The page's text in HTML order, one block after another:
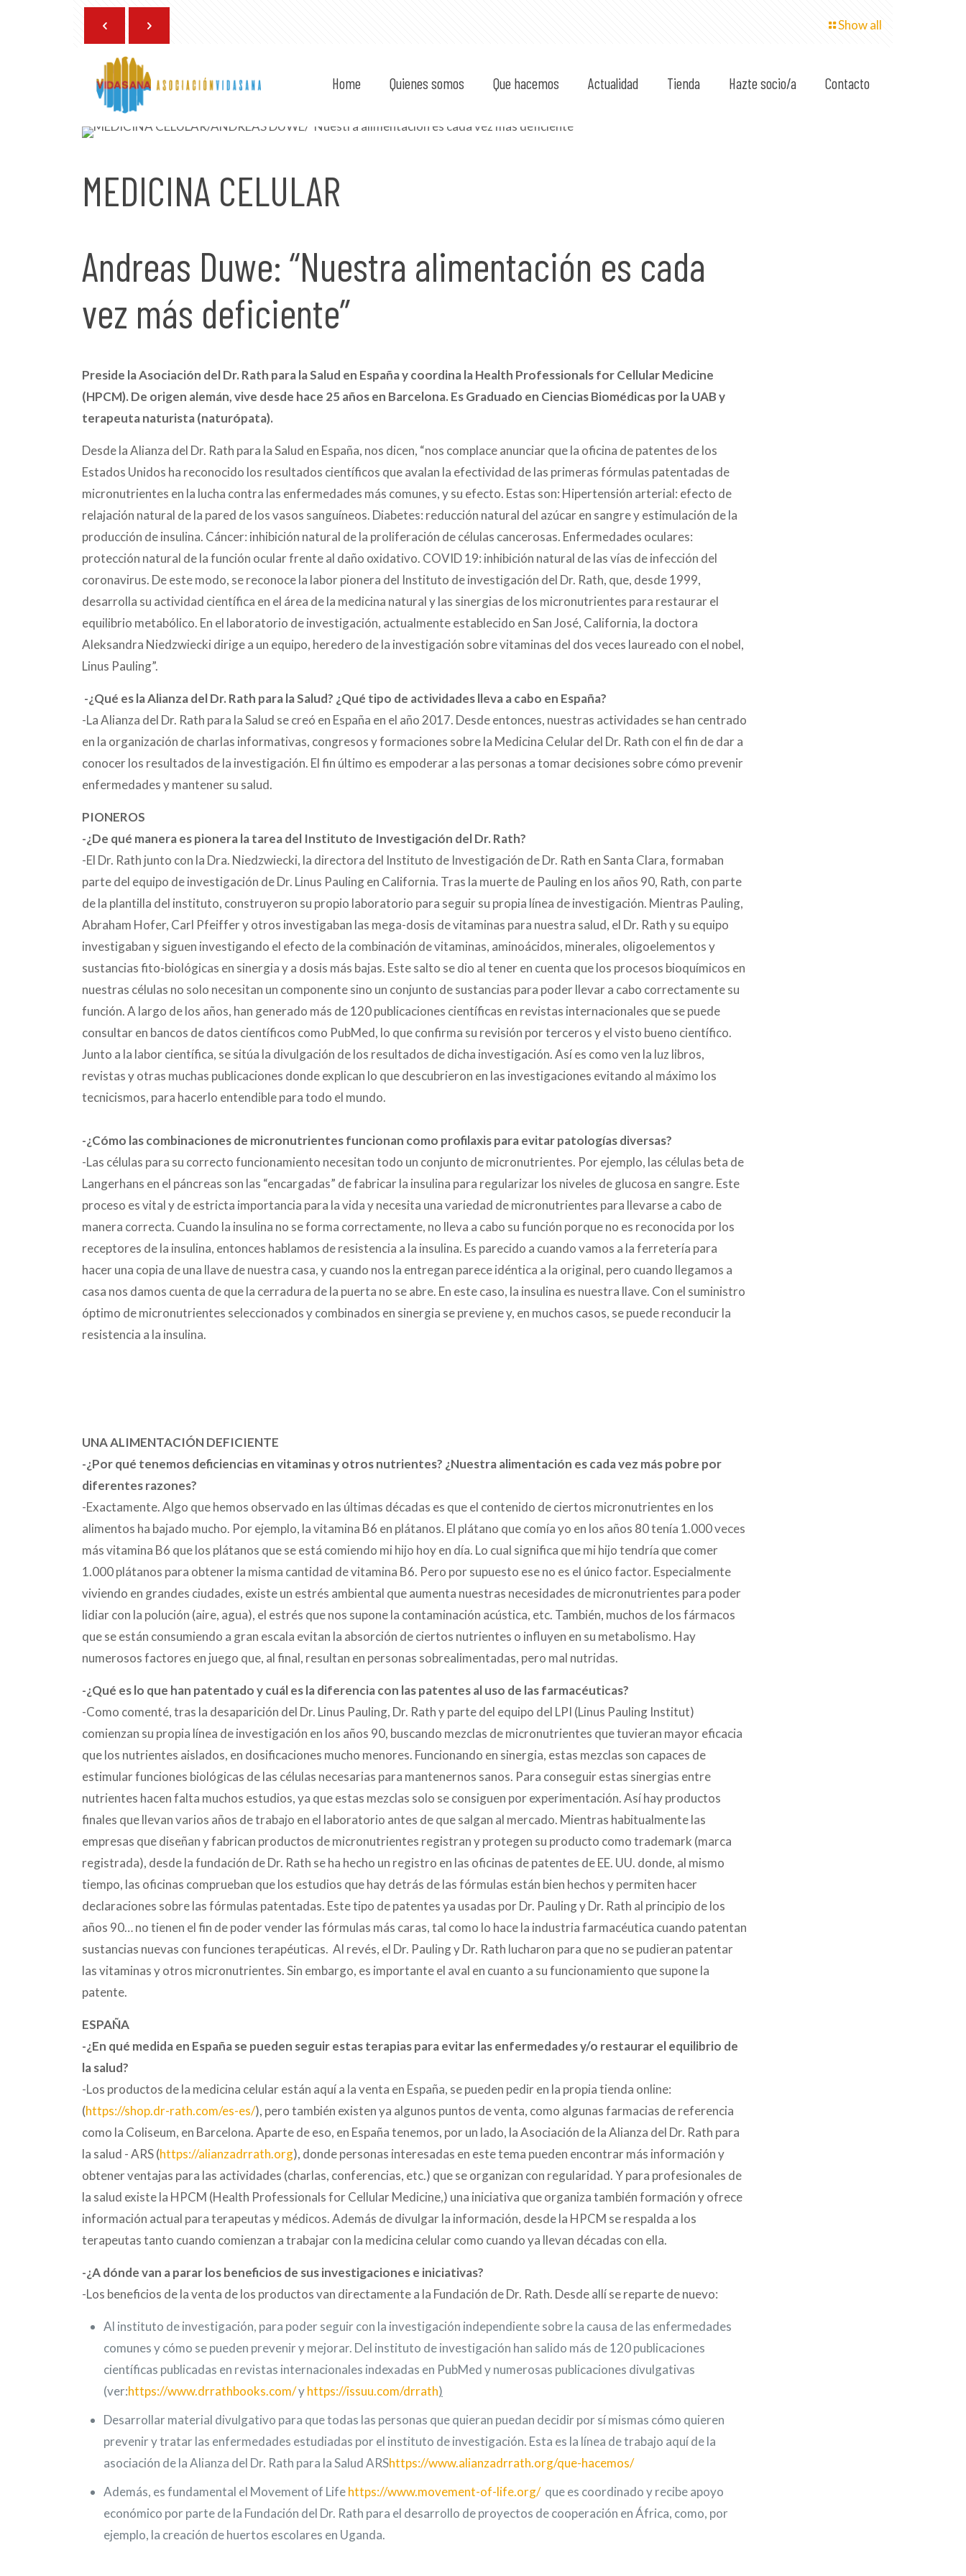
Home Quienes somos Que hacemos Actualidad Tienda Hazte socio/a Contacto
Show all
27 de enero de 2023
MEDICINA CELULAR
Andreas Duwe: “Nuestra alimentación es cada
vez más deficiente”
Preside la Asociación del Dr. Rath para la Salud en España y coordina la Health Professionals for Cellular Medicine
(HPCM). De origen alemán, vive desde hace 25 años en Barcelona. EsGraduado en Ciencias Biomédicas por la UAB y
terapeuta naturista (naturópata).
Desde la Alianza del Dr. Rath para la Salud en España, nos dicen, “nos complace anunciar que la oficina de patentes de los
Estados Unidos ha reconocido los resultados científicos que avalan la efectividad de las primeras fórmulas patentadas de
micronutrientes en la lucha contra las enfermedades más comunes, y su efecto. Estas son: Hipertensión arterial: efecto de
relajación natural de la pared de los vasos sanguíneos. Diabetes: reducción natural del azúcar en sangre y estimulación de la
producción de insulina. Cáncer: inhibición natural de la proliferación de células cancerosas. Enfermedades oculares:
protección natural de la función ocular frente al daño oxidativo. COVID 19: inhibición natural de las vías de infección del
coronavirus. De este modo, se reconoce la labor pionera del Instituto de investigación del Dr. Rath, que, desde 1999,
desarrolla su actividad científica en el área de la medicina natural y las sinergias de los micronutrientes para restaurar el
equilibrio metabólico. En el laboratorio de investigación, actualmente establecido en San José, California, la doctora
Aleksandra Niedzwiecki dirige a un equipo, heredero de la investigación sobre vitaminas del dos veces laureado con el nobel,
Linus Pauling”.
-¿Qué es la Alianza del Dr. Rath para la Salud? ¿Qué tipo de actividades lleva a cabo en España?
-La Alianza del Dr. Rath para la Salud se creó en España en el año 2017. Desde entonces, nuestras actividades se han centrado
en la organización de charlas informativas, congresos y formaciones sobre la Medicina Celular del Dr. Rath con el fin de dar a
conocer los resultados de la investigación. El fin último es empoderar a las personas a tomar decisiones sobre cómo prevenir
enfermedades y mantener su salud.
PIONEROS
-¿De qué manera es pionera la tarea del Instituto de Investigación del Dr. Rath?
-El Dr. Rath junto con la Dra. Niedzwiecki, la directora del Instituto de Investigación de Dr. Rath en Santa Clara, formaban
parte del equipo de investigación de Dr. Linus Pauling en California. Tras la muerte de Pauling en los años 90, Rath, con parte
de la plantilla del instituto, construyeron su propio laboratorio para seguir su propia línea de investigación. Mientras Pauling,
Abraham Hofer, Carl Pfeiffer y otros investigaban las mega-dosis de vitaminas para nuestra salud, el Dr. Rath y su equipo
investigaban y siguen investigando el efecto de la combinación de vitaminas, aminoácidos, minerales, oligoelementos y
sustancias fito-biológicas en sinergia y a dosis más bajas. Este salto se dio al tener en cuenta que los procesos bioquímicos en
nuestras células no solo necesitan un componente sino un conjunto de sustancias para poder llevar a cabo correctamente su
función. A largo de los años, han generado más de 120 publicaciones científicas en revistas internacionales que se puede
consultar en bancos de datos científicos como PubMed, lo que confirma su revisión por terceros y el visto bueno científico.
Junto a la labor científica, se sitúa la divulgación de los resultados de dicha investigación. Así es como ven la luz libros,
revistas y otras muchas publicaciones donde explican lo que descubrieron en las investigaciones evitando al máximo los
tecnicismos, para hacerlo entendible para todo el mundo.
-¿Cómo las combinaciones de micronutrientes funcionan como profilaxis para evitar patologías diversas?
-Las células para su correcto funcionamiento necesitan todo un conjunto de micronutrientes. Por ejemplo, las células beta de
Langerhans en el páncreas son las “encargadas” de fabricar la insulina para regularizar los niveles de glucosa en sangre. Este
proceso es vital y de estricta importancia para la vida y necesita una variedad de micronutrientes para llevarse a cabo de
manera correcta. Cuando la insulina no se forma correctamente, no lleva a cabo su función porque no es reconocida por los
receptores de la insulina, entonces hablamos de resistencia a la insulina. Es parecido a cuando vamos a la ferretería para
hacer una copia de una llave de nuestra casa, y cuando nos la entregan parece idéntica a la original, pero cuando llegamos a
casa nos damos cuenta de que la cerradura de la puerta no se abre. En este caso, la insulina es nuestra llave. Con el suministro
óptimo de micronutrientes seleccionados y combinados en sinergia se previene y, en muchos casos, se puede reconducir la
resistencia a la insulina.
UNA ALIMENTACIÓN DEFICIENTE
-¿Por qué tenemos deficiencias en vitaminas y otros nutrientes? ¿Nuestra alimentación es cada vez más pobre por
diferentes razones?
-Exactamente. Algo que hemos observado en las últimas décadas es que el contenido de ciertos micronutrientes en los
alimentos ha bajado mucho. Por ejemplo, la vitamina B6 en plátanos. El plátano que comía yo en los años 80 tenía 1.000 veces
más vitamina B6 que los plátanos que se está comiendo mi hijo hoy en día. Lo cual significa que mi hijo tendría que comer
1.000 plátanos para obtener la misma cantidad de vitamina B6. Pero por supuesto ese no es el único factor. Especialmente
viviendo en grandes ciudades, existe un estrés ambiental que aumenta nuestras necesidades de micronutrientes para poder
lidiar con la polución (aire, agua), el estrés que nos supone la contaminación acústica, etc. También, muchos de los fármacos
que se están consumiendo a gran escala evitan la absorción de ciertos nutrientes o influyen en su metabolismo. Hay
numerosos factores en juego que, al final, resultan en personas sobrealimentadas, pero mal nutridas.
-¿Qué es lo que han patentado y cuál es la diferencia con las patentes al uso de las farmacéuticas?
-Como comenté, tras la desaparición del Dr. Linus Pauling, Dr. Rath y parte del equipo del LPI (Linus Pauling Institut)
comienzan su propia línea de investigación en los años 90, buscando mezclas de micronutrientes que tuvieran mayor eficacia
que los nutrientes aislados, en dosificaciones mucho menores. Funcionando en sinergia, estas mezclas son capaces de
estimular funciones biológicas de las células necesarias para mantenernos sanos. Para conseguir estas sinergias entre
nutrientes hacen falta muchos estudios, ya que estas mezclas solo se consiguen por experimentación. Así hay productos
finales que llevan varios años de trabajo en el laboratorio antes de que salgan al mercado. Mientras habitualmente las
empresas que diseñan y fabrican productos de micronutrientes registran y protegen su producto como trademark (marca
registrada), desde la fundación de Dr. Rath se ha hecho un registro en las oficinas de patentes de EE. UU. donde, al mismo
tiempo, las oficinas comprueban que los estudios que hay detrás de las fórmulas están bien hechos y permiten hacer
declaraciones sobre las fórmulas patentadas. Este tipo de patentes ya usadas por Dr. Pauling y Dr. Rath al principio de los
años 90… no tienen el fin de poder vender las fórmulas más caras, tal como lo hace la industria farmacéutica cuando patentan
sustancias nuevas con funciones terapéuticas. Al revés, el Dr. Pauling y Dr. Rath lucharon para que no se pudieran patentar
las vitaminas y otros micronutrientes. Sin embargo, es importante el aval en cuanto a su funcionamiento que supone la
patente.
ESPAÑA
-¿En qué medida en España se pueden seguir estas terapias para evitar las enfermedades y/o restaurar el equilibrio de
la salud?
-Los productos de la medicina celular están aquí a la venta en España, se pueden pedir en la propia tienda online:
(https://shop.dr-rath.com/es-es/), pero también existen ya algunos puntos de venta, como algunas farmacias de referencia
como la Coliseum, en Barcelona. Aparte de eso, en España tenemos, por un lado, la Asociación de la Alianza del Dr. Rath para
la salud - ARS (https://alianzadrrath.org), donde personas interesadas en este tema pueden encontrar más información y
obtener ventajas para las actividades (charlas, conferencias, etc.) que se organizan con regularidad. Y para profesionales de
la salud existe la HPCM (Health Professionals for Cellular Medicine,) una iniciativa que organiza también formación y ofrece
información actual para terapeutas y médicos. Además de divulgar la información, desde la HPCM se respalda a los
terapeutas tanto cuando comienzan a trabajar con la medicina celular como cuando ya llevan décadas con ella.
-¿A dónde van a parar los beneficios de sus investigaciones e iniciativas?
-Los beneficios de la venta de los productos van directamente a la Fundación de Dr. Rath. Desde allí se reparte de nuevo:
Al instituto de investigación, para poder seguir con la investigación independiente sobre la causa de las enfermedades
comunes y cómo se pueden prevenir y mejorar. Del instituto de investigación han salido más de 120 publicaciones
científicas publicadas en revistas internacionales indexadas en PubMed y numerosas publicaciones divulgativas
(ver:https://www.drrathbooks.com/yhttps://issuu.com/drrath)
Desarrollar material divulgativo para que todas las personas que quieran puedan decidir por sí mismas cómo quieren
prevenir y tratar las enfermedades estudiadas por el instituto de investigación. Esta es la línea de trabajo aquí de la
asociación de la Alianza del Dr. Rath para la Salud ARShttps://www.alianzadrrath.org/que-hacemos/
Además, es fundamental el Movement of Lifehttps://www.movement-of-life.org/que es coordinado y recibe apoyo
económico por parte de la Fundación del Dr. Rath para el desarrollo de proyectos de cooperación en África, como, por
ejemplo, la creación de huertos escolares en Uganda.